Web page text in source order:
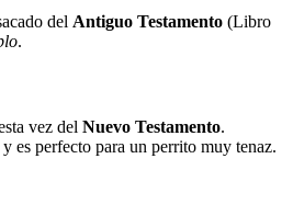
del Antiguo Testamento (Libro
.
vez del Nuevo Testamento.
y es perfecto para un perrito muy tenaz.